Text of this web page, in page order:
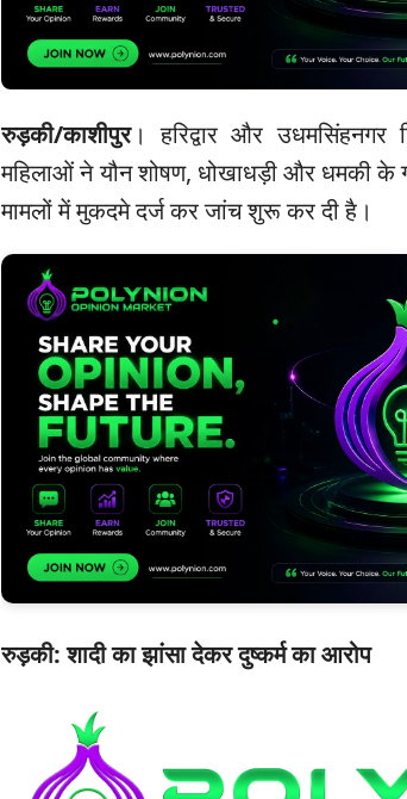
रुड़की/काशीपुर। हरिद्वार और
महिलाओं ने यौन शोषण, धोखाधड़ी और धमकी के
मामलों में मुकदमे दर्ज कर जांच शुरू कर दी है।
रुड़की: शादी का झांसा देकर दुष्कर्म का आरोप